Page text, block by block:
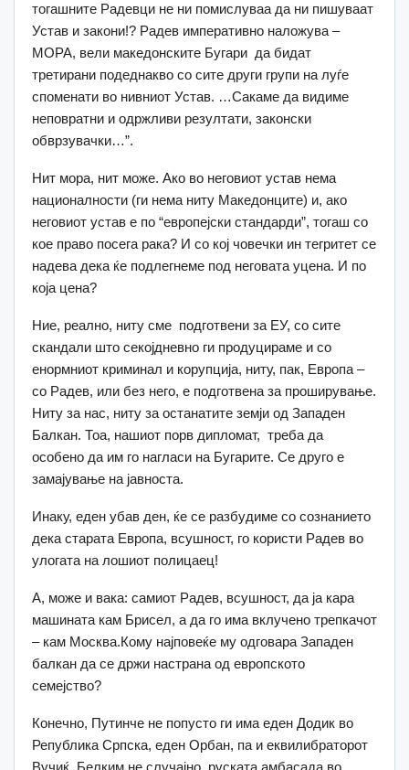
тогашните Радевци не ни помислуваа да ни пишуваат
Устав и закони!? Радев императивно наложува –
МОРА, вели македонските Бугари да бидат
третирани подеднакво со сите други групи на луѓе
споменати во нивниот Устав. …Сакаме да видиме
неповратни и одржливи резултати, законски
обврзувачки…”.
Нит мора, нит може. Ако во неговиот устав нема
националности (ги нема ниту Македонците) и, ако
неговиот устав е по “европејски стандарди”, тогаш со
кое право посега рака? И со кој човечки ин тегритет се
надева дека ќе подлегнеме под неговата уцена. И по
која цена?
Ние, реално, ниту сме подготвени за ЕУ, со сите
скандали што секојдневно ги продуцираме и со
енормниот криминал и корупција, ниту, пак, Европа –
со Радев, или без него, е подготвена за проширување.
Ниту за нас, ниту за останатите земји од Западен
Балкан. Тоа, нашиот порв дипломат, треба да
особено да им го нагласи на Бугарите. Се друго е
замајување на јавноста.
Инаку, еден убав ден, ќе се разбудиме со сознанието
дека старата Европа, всушност, го користи Радев во
улогата на лошиот полицаец!
А, може и вака: самиот Радев, всушност, да ја кара
машината кам Брисел, а да го има вклучено трепкачот
– кам Москва.Кому најповеќе му одговара Западен
балкан да се држи настрана од европското
семејство?
Конечно, Путинче не попусто ги има еден Додик во
Република Српска, еден Орбан, па и еквилибраторот